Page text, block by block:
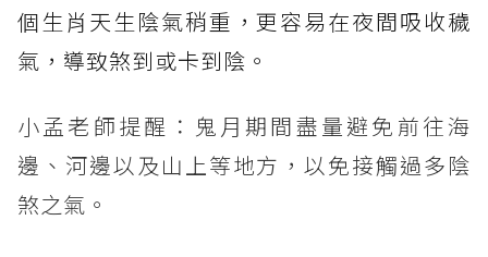
個生肖天生陰氣稍重，更容易在夜間吸收穢
氣，導致煞到或卡到陰。
小孟老師提醒：鬼月期間盡量避免前往海
邊、河邊以及山上等地方，以免接觸過多陰
煞之氣。